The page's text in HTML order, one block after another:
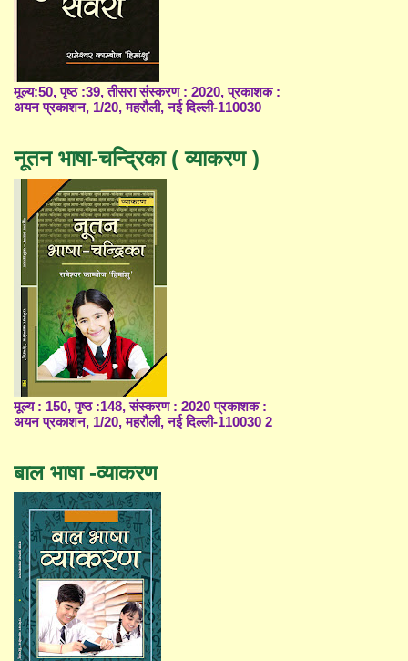
मूल्य:50, पृष्ठ :39, तीसरा संस्करण : 2020, प्रकाशक :
अयन प्रकाशन, 1/20, महरौली, नई दिल्ली-110030
नूतन भाषा-चन्द्रिका ( व्याकरण )
मूल्य : 150, पृष्ठ :148, संस्करण : 2020 प्रकाशक :
अयन प्रकाशन, 1/20, महरौली, नई दिल्ली-110030 2
बाल भाषा -व्याकरण